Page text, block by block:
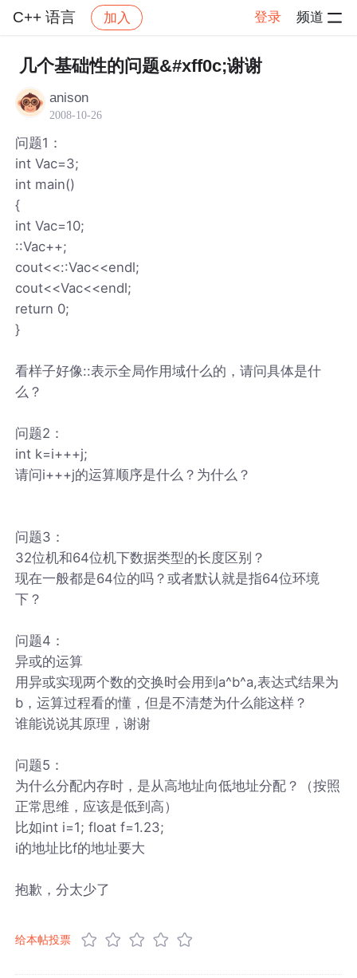
C++ 语言 加入 登录 频道
社区 C++ 语言 帖子详情
几个基础性的问题&#xff0c;谢谢
anison
2008-10-26
问题1：
int Vac=3;
int main()
{
int Vac=10;
::Vac++;
cout<<::Vac<<endl;
cout<<Vac<<endl;
return 0;
}
看样子好像::表示全局作用域什么的，请问具体是什
么？
问题2：
int k=i+++j;
请问i+++j的运算顺序是什么？为什么？
问题3：
32位机和64位机下数据类型的长度区别？
现在一般都是64位的吗？或者默认就是指64位环境
下？
问题4：
异或的运算
用异或实现两个数的交换时会用到a^b^a,表达式结果为
b，运算过程看的懂，但是不清楚为什么能这样？
谁能说说其原理，谢谢
问题5：
为什么分配内存时，是从高地址向低地址分配？（按照
正常思维，应该是低到高）
比如int i=1; float f=1.23;
i的地址比f的地址要大
抱歉，分太少了
给本帖投票